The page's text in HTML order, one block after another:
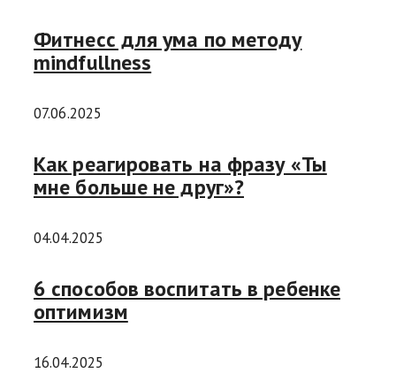
Фитнесс для ума по методу
mindfullness
07.06.2025
Как реагировать на фразу «Ты
мне больше не друг»?
04.04.2025
6 способов воспитать в ребенке
оптимизм
16.04.2025